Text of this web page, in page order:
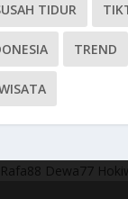
TIDUR
TREND
Rafa88 Dewa77